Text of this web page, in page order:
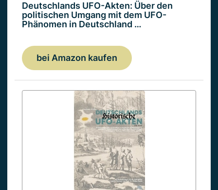
Deutschlands UFO-Akten: Über den
politischen Umgang mit dem UFO-
Phänomen in Deutschland …
bei Amazon kaufen